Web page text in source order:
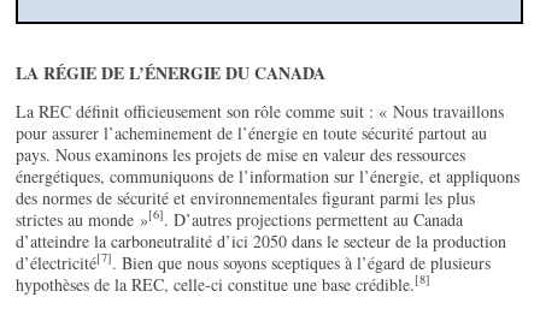
LA RÉGIE DE L’ÉNERGIE DU CANADA
La REC définit officieusement son rôle comme suit : « Nous travaillons
pour assurer l’acheminement de l’énergie en toute sécurité partout au
pays. Nous examinons les projets de mise en valeur des ressources
énergétiques, communiquons de l’information sur l’énergie, et appliquons
des normes de sécurité et environnementales figurant parmi les plus
strictes au monde »[6]. D’autres projections permettent au Canada
d’atteindre la carboneutralité d’ici 2050 dans le secteur de la production
d’électricité[7]. Bien que nous soyons sceptiques à l’égard de plusieurs
hypothèses de la REC, celle-ci constitue une base crédible.[8]